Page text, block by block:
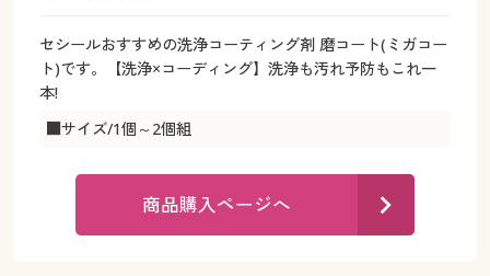
大きいサイズ 事務・制服
カタログ・チラシからのご注文
デジタルカタログ
カタログ無料プレゼント
会員メニュー
セシールおすすめの洗浄コーティング剤 磨コート(ミガコー
ト)です。【洗浄×コーディング】洗浄も汚れ予防もこれ一
本!
■サイズ/1個～2個組
商品購入ページへ